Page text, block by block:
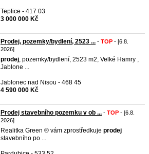
Teplice - 417 03
3 000 000 Kč
Prodej, pozemky/bydlení, 2523 ... - TOP - [6.8.
2026]
prodej, pozemky/bydlení, 2523 m2, Velké Hamry ,
Jablone ...
Jablonec nad Nisou - 468 45
4 590 000 Kč
Prodej stavebního pozemku v ob ... - TOP - [6.8.
2026]
Realitka Green ® vám zprostředkuje prodej
stavebního po ...